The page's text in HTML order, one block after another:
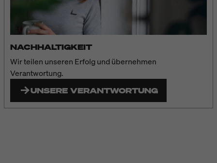
NACHHALTIGKEIT
Wir teilen unseren Erfolg und übernehmen
Verantwortung.
UNSERE VERANTWORTUNG